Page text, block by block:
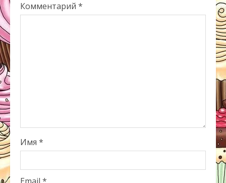
Комментарий *
Имя *